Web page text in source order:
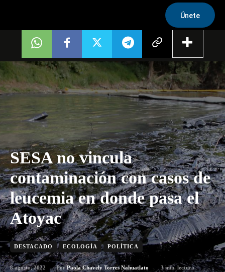
Únete
SESA no vincula
contaminación con casos de
leucemia en donde pasa el
Atoyac
DESTACADO ECOLOGÍA POLÍTICA
8 agosto, 2022 Por Paola Chavely Torres Nahuatlato 3min. lectura